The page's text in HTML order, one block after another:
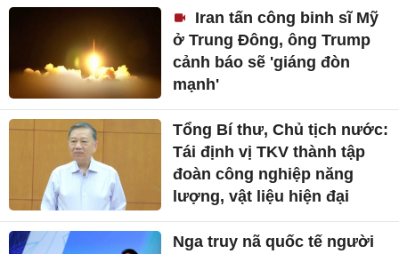
Iran tấn công binh sĩ Mỹ
ở Trung Đông, ông Trump
cảnh báo sẽ 'giáng đòn
mạnh'
Tổng Bí thư, Chủ tịch nước:
Tái định vị TKV thành tập
đoàn công nghiệp năng
lượng, vật liệu hiện đại
Nga truy nã quốc tế người